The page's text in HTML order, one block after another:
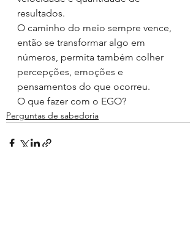
resultados.
O caminho do meio sempre vence,
então se transformar algo em
números, permita também colher
percepções, emoções e
pensamentos do que ocorreu.
O que fazer com o EGO?
Perguntas de sabedoria